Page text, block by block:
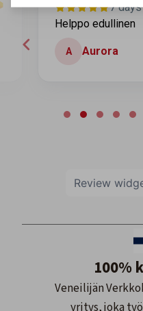
7
Helppo edullinen
A Aurora
Review
100%
Veneilijän
yritys, joka